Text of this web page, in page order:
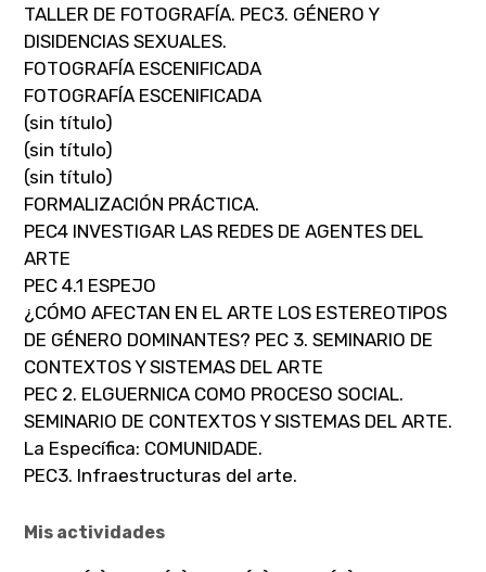
TALLER DE FOTOGRAFÍA. PEC3. GÉNERO Y
DISIDENCIAS SEXUALES.
FOTOGRAFÍA ESCENIFICADA
FOTOGRAFÍA ESCENIFICADA
(sin título)
(sin título)
(sin título)
FORMALIZACIÓN PRÁCTICA.
PEC4 INVESTIGAR LAS REDES DE AGENTES DEL
ARTE
PEC 4.1 ESPEJO
¿CÓMO AFECTAN EN EL ARTE LOS ESTEREOTIPOS
DE GÉNERO DOMINANTES? PEC 3. SEMINARIO DE
CONTEXTOS Y SISTEMAS DEL ARTE
PEC 2. ELGUERNICA COMO PROCESO SOCIAL.
SEMINARIO DE CONTEXTOS Y SISTEMAS DEL ARTE.
La Específica: COMUNIDADE.
PEC3. Infraestructuras del arte.
Mis actividades